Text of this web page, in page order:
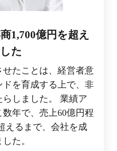
1,700億円を超え
た
たことは、経営者意
を育成する上で、非
しました。 業績ア
年で、売上60億円程
えるまで、会社を成
た。